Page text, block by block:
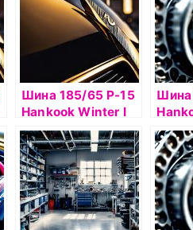
Шина 185/65 Р-15
Hankook Winter I
Pike RS2 W429
92Т б/к шип
Шина
Pike
шип